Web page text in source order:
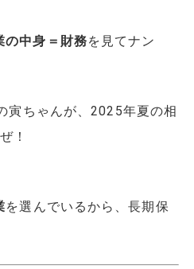
の中身＝財務を見てナン
寅ちゃんが、2025年夏の相
！
を選んでいるから、長期保